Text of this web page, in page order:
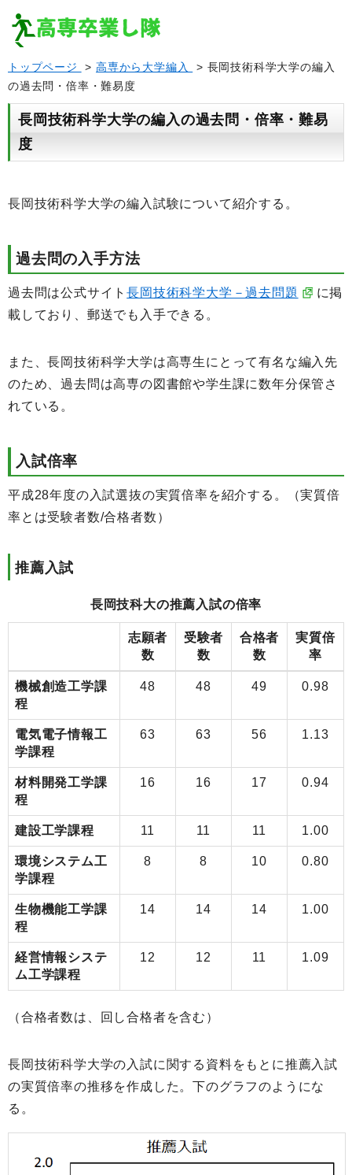
トップページ >高専から大学編入
> 長岡技術科学大学の編入
の過去問・倍率・難易度
長岡技術科学大学の編入の過去問・倍率・難易
度
長岡技術科学大学の編入試験について紹介する。
過去問の入手方法
過去問は公式サイト長岡技術科学大学－過去問題
に掲
載しており、郵送でも入手できる。
また、長岡技術科学大学は高専生にとって有名な編入先
のため、過去問は高専の図書館や学生課に数年分保管さ
れている。
入試倍率
平成28年度の入試選抜の実質倍率を紹介する。（実質倍
率とは受験者数/合格者数）
推薦入試
長岡技科大の推薦入試の倍率
志願者
数
受験者
数
合格者
数
実質倍
率
機械創造工学課
程
48 48 49 0.98
電気電子情報工
学課程
63 63 56 1.13
材料開発工学課
程
16 16 17 0.94
建設工学課程 11 11 11 1.00
環境システム工
学課程
8 8 10 0.80
生物機能工学課
程
14 14 14 1.00
経営情報システ
ム工学課程
12 12 11 1.09
（合格者数は、回し合格者を含む）
長岡技術科学大学の入試に関する資料をもとに推薦入試
の実質倍率の推移を作成した。下のグラフのようにな
る。